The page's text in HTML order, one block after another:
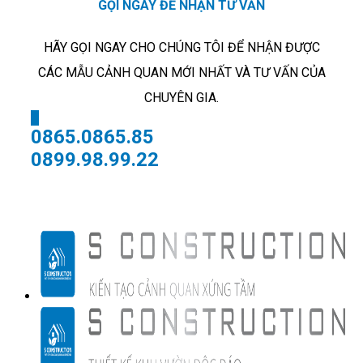
GỌI NGAY ĐỂ NHẬN TƯ VẤN
HÃY GỌI NGAY CHO CHÚNG TÔI ĐỂ NHẬN ĐƯỢC
CÁC MẪU CẢNH QUAN MỚI NHẤT VÀ TƯ VẤN CỦA
CHUYÊN GIA.
0865.0865.85
0899.98.99.22